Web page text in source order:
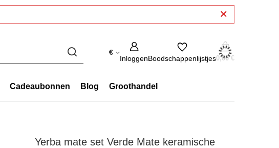
€
InloggenBoodschappenlijstjes0,00 €
Cadeaubonnen Blog Groothandel
Yerba mate set Verde Mate keramische